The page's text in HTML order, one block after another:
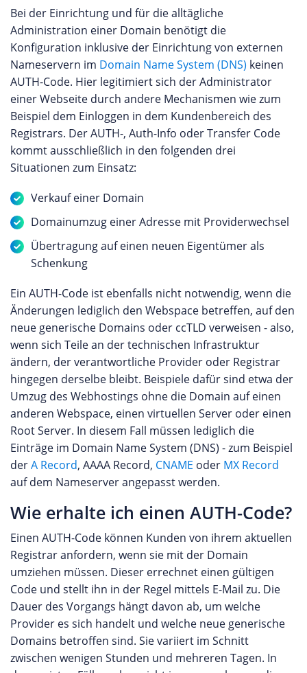
Bei der Einrichtung und für die alltägliche
Administration einer Domain benötigt die
Konfiguration inklusive der Einrichtung von externen
Nameservern im Domain Name System (DNS) keinen
AUTH-Code. Hier legitimiert sich der Administrator
einer Webseite durch andere Mechanismen wie zum
Beispiel dem Einloggen in dem Kundenbereich des
Registrars. Der AUTH-, Auth-Info oder Transfer Code
kommt ausschließlich in den folgenden drei
Situationen zum Einsatz:
Verkauf einer Domain
Domainumzug einer Adresse mit Providerwechsel
Übertragung auf einen neuen Eigentümer als
Schenkung
Ein AUTH-Code ist ebenfalls nicht notwendig, wenn die
Änderungen lediglich den Webspace betreffen, auf den
neue generische Domains oder ccTLD verweisen - also,
wenn sich Teile an der technischen Infrastruktur
ändern, der verantwortliche Provider oder Registrar
hingegen derselbe bleibt. Beispiele dafür sind etwa der
Umzug des Webhostings ohne die Domain auf einen
anderen Webspace, einen virtuellen Server oder einen
Root Server. In diesem Fall müssen lediglich die
Einträge im Domain Name System (DNS) - zum Beispiel
derA Record, AAAA Record, CNAME oder MX Record
auf dem Nameserver angepasst werden.
Wie erhalte ich einen AUTH-Code?
Einen AUTH-Code können Kunden von ihrem aktuellen
Registrar anfordern, wenn sie mit der Domain
umziehen müssen. Dieser errechnet einen gültigen
Code und stellt ihn in der Regel mittels E-Mail zu. Die
Dauer des Vorgangs hängt davon ab, um welche
Provider es sich handelt und welche neue generische
Domains betroffen sind. Sie variiert im Schnitt
zwischen wenigen Stunden und mehreren Tagen. In